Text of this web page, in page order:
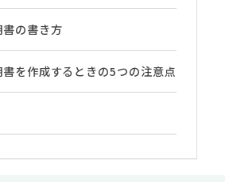
の書き方
を作成するときの5つの注意点